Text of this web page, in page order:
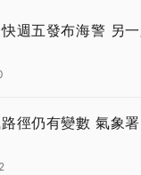
週五發布海警 另
徑仍有變數 氣象